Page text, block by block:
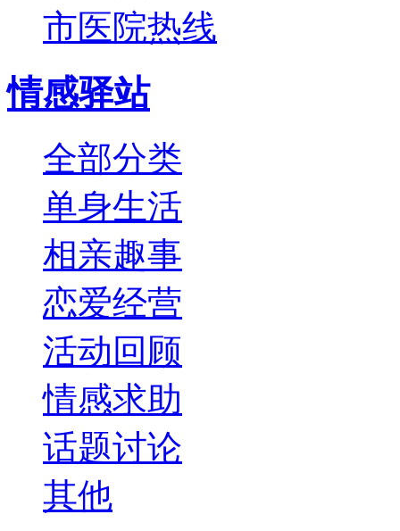
市医院热线
情感驿站
全部分类
单身生活
相亲趣事
恋爱经营
活动回顾
情感求助
话题讨论
其他